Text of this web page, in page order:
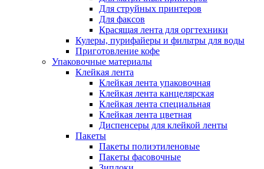
Для струйных принтеров
Для факсов
Красящая лента для оргтехники
Кулеры, пурифайеры и фильтры для воды
Приготовление кофе
Упаковочные материалы
Клейкая лента
Клейкая лента упаковочная
Клейкая лента канцелярская
Клейкая лента специальная
Клейкая лента цветная
Диспенсеры для клейкой ленты
Пакеты
Пакеты полиэтиленовые
Пакеты фасовочные